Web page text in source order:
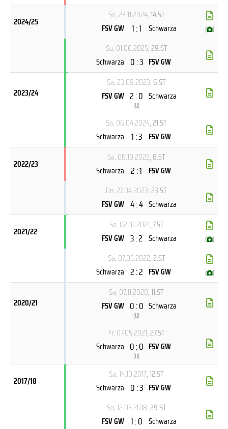
2024/25
Sa, 23.11.2024, 14.ST
FSV GW 1 : 1 Schwarza ( )
So, 01.06.2025, 29.ST
Schwarza 0 : 3 FSV GW
2023/24
Sa, 23.09.2023, 6.ST
FSV GW 2 : 0
(U)
Schwarza
Sa, 06.04.2024, 21.ST
Schwarza 1 : 3 FSV GW
2022/23
Sa, 08.10.2022, 8.ST
Schwarza 2 : 1 FSV GW
Do, 27.04.2023, 23.ST
FSV GW 4 : 4 Schwarza
2021/22
Sa, 02.10.2021, 7.ST
FSV GW 3 : 2 Schwarza ( )
Sa, 07.05.2022, 2.ST
Schwarza 2 : 2 FSV GW ( )
2020/21
Sa, 07.11.2020, 11.ST
FSV GW 0 : 0
(U)
Schwarza
Fr, 07.05.2021, 27.ST
Schwarza 0 : 0
(U)
FSV GW
2017/18
Sa, 14.10.2017, 12.ST
Schwarza 0 : 3 FSV GW
Sa, 12.05.2018, 29.ST
FSV GW 1 : 0 Schwarza